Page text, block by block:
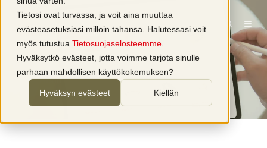
Tietosi ovat turvassa, ja voit aina muuttaa
evästeasetuksiasi milloin tahansa. Halutessasi voit
myös tutustua Tietosuojaselosteemme
Hyväksytkö evästeet, jotta voimme tarjota sinulle
parhaan mahdollisen käyttökokemuksen?
Hyväksyn evästeet Kiellän
Kiinteistöt Väestönsuojat
Nyt on aika kunnostaa väestönsuojat
kirjoittajaPresto Paloturvallisuus 1 min lukuaika 23.2.2023